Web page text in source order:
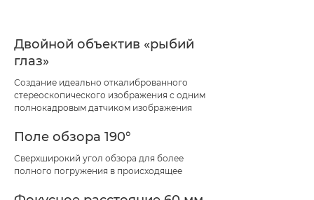
Двойной объектив «рыбий
глаз»
Создание идеально откалиброванного
стереоскопического изображения с одним
полнокадровым датчиком изображения
Поле обзора 190°
Сверхширокий угол обзора для более
полного погружения в происходящее